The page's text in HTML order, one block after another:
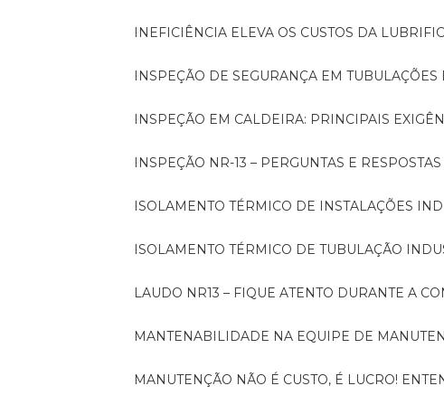
INEFICIÊNCIA ELEVA OS CUSTOS DA
INSPEÇÃO DE SEGURANÇA EM
INSPEÇÃO EM CALDEIRA: PRINCIPAIS
INSPEÇÃO NR-13 – PERGUNTAS E
ISOLAMENTO TÉRMICO DE INSTALAÇÕES
ISOLAMENTO TÉRMICO DE TUBULAÇÃO
LAUDO NR13 – FIQUE ATENTO DURANTE A
MANTENABILIDADE NA EQUIPE DE
MANUTENÇÃO NÃO É CUSTO, É LUCRO!